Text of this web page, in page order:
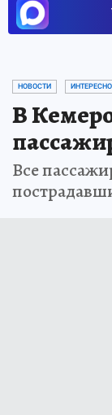
НОВОСТИ
В
Все